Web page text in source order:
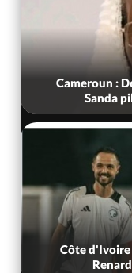
Cameroun :
Sanda
Côte d'Ivoire :
Renard